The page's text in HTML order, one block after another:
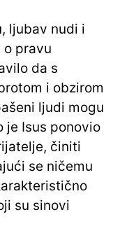
ljubav nudi i
o pravu
da s
i obzirom
ljudi mogu
je Isus ponovio
činiti
se ničemu
su sinovi